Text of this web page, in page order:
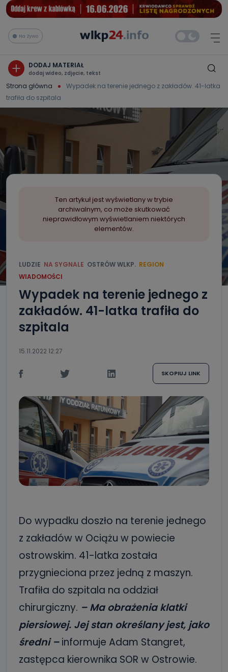
Na żywo
DODAJ MATERIAŁ
dodaj wideo, zdjęcie, tekst
Strona główna
Wypadek na terenie jednego z zakładów. 41-latka
trafiła do szpitala
Ten artykuł jest wyświetlany w trybie
archiwalnym, co może skutkować
nieprawidłowym wyświetlaniem niektórych
elementów.
LUDZIE NA SYGNALE OSTRÓW WLKP. REGION
WIADOMOŚCI
Wypadek na terenie jednego z
zakładów. 41-latka trafiła do
szpitala
15.11.2022 12:27
SKOPIUJ LINK
Do wypadku doszło na terenie jednego
z zakładów w Ociążu w powiecie
ostrowskim. 41-latka została
przygnieciona przez jedną z maszyn.
Trafiła do szpitala na oddział
chirurgiczny. – Ma obrażenia klatki
piersiowej. Jej stan określany jest, jako
średni –informuje Adam Stangret,
zastępca kierownika SOR w Ostrowie.